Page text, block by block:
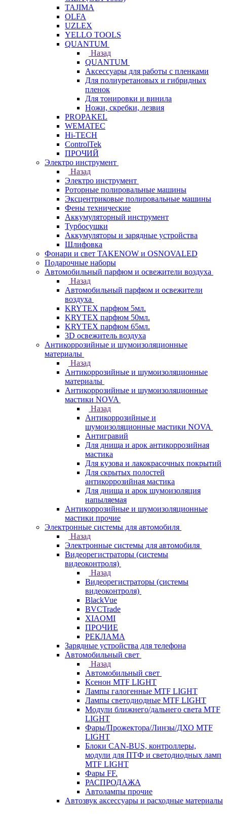
TAJIMA
OLFA
UZLEX
YELLO TOOLS
QUANTUM
Назад
QUANTUM
Аксессуары для работы с пленками
Для полиуретановых и гибридных
пленок
Для тонировки и винила
Ножи, скребки, лезвия
PROPAKEL
WEMATEC
Hi-TECH
ControlTek
ПРОЧИЙ
Электро инструмент
Назад
Электро инструмент
Роторные полировальные машины
Эксцентриковые полировальные машины
Фены технические
Аккумуляторный инструмент
Турбосушки
Аккумуляторы и зарядные устройства
Шлифовка
Фонари и свет TAKENOW и OSNOVALED
Подарочные наборы
Автомобильный парфюм и освежители воздуха
Назад
Автомобильный парфюм и освежители
воздуха
KRYTEX парфюм 5мл.
KRYTEX парфюм 50мл.
KRYTEX парфюм 65мл.
3D освежитель воздуха
Антикоррозийные и шумоизоляционные
материалы
Назад
Антикоррозийные и шумоизоляционные
материалы
Антикоррозийные и шумоизоляционные
мастики NOVA
Назад
Антикоррозийные и
шумоизоляционные мастики NOVA
Антигравий
Для днища и арок антикоррозийная
мастика
Для кузова и лакокрасочных покрытий
Для скрытых полостей
антикоррозийная мастика
Для днища и арок шумоизоляция
напыляемая
Антикоррозийные и шумоизоляционные
мастики прочие
Электронные системы для автомобиля
Назад
Электронные системы для автомобиля
Видеорегистраторы (системы
видеоконтроля)
Назад
Видеорегистраторы (системы
видеоконтроля)
BlackVue
BVCTrade
XIAOMI
ПРОЧИЕ
РЕКЛАМА
Зарядные устройства для телефона
Автомобильный свет
Назад
Автомобильный свет
Ксенон MTF LIGHT
Лампы галогенные MTF LIGHT
Лампы светодиодные MTF LIGHT
Модули ближнего/дальнего света MTF
LIGHT
Фары/Прожектора/Линзы/ДХО MTF
LIGHT
Блоки CAN-BUS, контроллеры,
модули для ПТФ и светодиодных ламп
MTF LIGHT
Фары FF.
РАСПРОДАЖА
Автолампы прочие
Автозвук аксессуары и расходные материалы